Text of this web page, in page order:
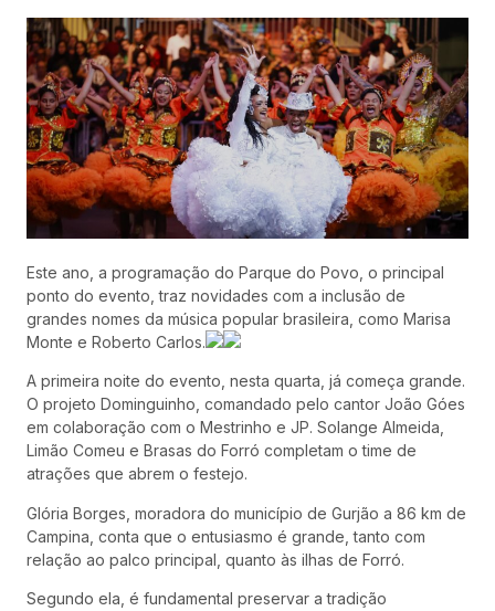
Este ano, a programação do Parque do Povo, o principal
ponto do evento, traz novidades com a inclusão de
grandes nomes da música popular brasileira, como Marisa
Monte e Roberto Carlos.
A primeira noite do evento, nesta quarta, já começa grande.
O projeto Dominguinho, comandado pelo cantor João Góes
em colaboração com o Mestrinho e JP. Solange Almeida,
Limão Comeu e Brasas do Forró completam o time de
atrações que abrem o festejo.
Glória Borges, moradora do município de Gurjão a 86 km de
Campina, conta que o entusiasmo é grande, tanto com
relação ao palco principal, quanto às ilhas de Forró.
Segundo ela, é fundamental preservar a tradição